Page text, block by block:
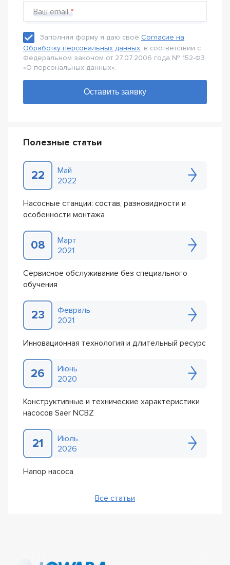
Ваш email
Заполняя форму я даю своё Согласие на
Обработку персональных данных, в соответствии с
Федеральном законом от 27.07.2006 года № 152-Ф3
«О персональных данных».
Полезные статьи
22
Май
2022
Насосные станции: состав, разновидности и
особенности монтажа
08
Март
2021
Сервисное обслуживание без специального
обучения
23
Февраль
2021
Инновационная технология и длительный ресурс
26
Июнь
2020
Конструктивные и технические характеристики
насосов Saer NCBZ
21
Июль
2026
Напор насоса
Все статьи